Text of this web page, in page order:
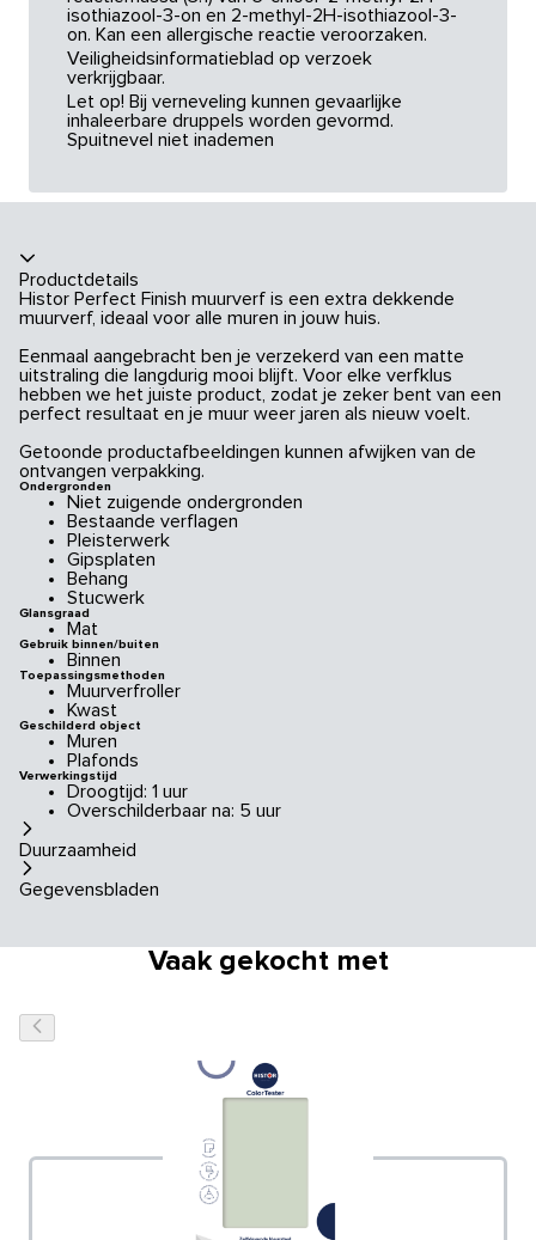
isothiazool-3-on en 2-methyl-2H-isothiazool-3-
on. Kan een allergische reactie veroorzaken.
Veiligheidsinformatieblad op verzoek
verkrijgbaar.
Let op! Bij verneveling kunnen gevaarlijke
inhaleerbare druppels worden gevormd.
Spuitnevel niet inademen
Productdetails
Histor Perfect Finish muurverf is een extra dekkende
muurverf, ideaal voor alle muren in jouw huis.
Eenmaal aangebracht ben je verzekerd van een matte
uitstraling die langdurig mooi blijft. Voor elke verfklus
hebben we het juiste product, zodat je zeker bent van een
perfect resultaat en je muur weer jaren als nieuw voelt.
Getoonde productafbeeldingen kunnen afwijken van de
ontvangen verpakking.
Ondergronden
Niet zuigende ondergronden
Bestaande verflagen
Pleisterwerk
Gipsplaten
Behang
Stucwerk
Glansgraad
Mat
Gebruik binnen/buiten
Binnen
Toepassingsmethoden
Muurverfroller
Kwast
Geschilderd object
Muren
Plafonds
Verwerkingstijd
Droogtijd: 1 uur
Overschilderbaar na: 5 uur
Duurzaamheid
Gegevensbladen
Vaak gekocht met